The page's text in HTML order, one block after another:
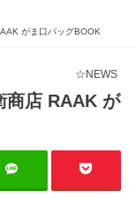
がま口バッグBOOK
☆NEWS
商店 RAAK が